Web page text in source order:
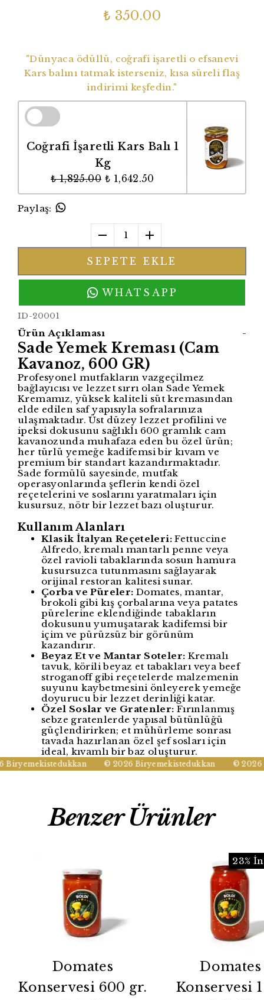
₺ 350.00
"Dünyaca ödüllü, coğrafi işaretli o efsanevi
Kars balını tatmak isterseniz, kısa süreli flaş
indirimi keşfedin."
Coğrafi İşaretli Kars Balı 1
Kg
₺ 1,825.00 ₺ 1,642.50
Paylaş:
1
SEPETE EKLE
WHATSAPP
ID-20001
Ürün Açıklaması -
Sade Yemek Kreması (Cam
Kavanoz, 600 GR)
Profesyonel mutfakların vazgeçilmez
bağlayıcısı ve lezzet sırrı olan Sade Yemek
Kremamız, yüksek kaliteli süt kremasından
elde edilen saf yapısıyla sofralarınıza
ulaşmaktadır. Üst düzey lezzet profilini ve
ipeksi dokusunu sağlıklı 600 gramlık cam
kavanozunda muhafaza eden bu özel ürün;
her türlü yemeğe kadifemsi bir kıvam ve
premium bir standart kazandırmaktadır.
Sade formülü sayesinde, mutfak
operasyonlarında şeflerin kendi özel
reçetelerini ve soslarını yaratmaları için
kusursuz, nötr bir lezzet bazı oluşturur.
Kullanım Alanları
Klasik İtalyan Reçeteleri:Fettuccine
Alfredo, kremalı mantarlı penne veya
özel ravioli tabaklarında sosun hamura
kusursuzca tutunmasını sağlayarak
orijinal restoran kalitesi sunar.
Çorba ve Püreler: Domates, mantar,
brokoli gibi kış çorbalarına veya patates
pürelerine eklendiğinde tabakların
dokusunu yumuşatarak kadifemsi bir
içim ve pürüzsüz bir görünüm
kazandırır.
Beyaz Et ve Mantar Soteler: Kremalı
tavuk, körili beyaz et tabakları veya beef
stroganoff gibi reçetelerde malzemenin
suyunu kaybetmesini önleyerek yemeğe
doyurucu bir lezzet derinliği katar.
Özel Soslar ve Gratenler: Fırınlanmış
sebze gratenlerde yapısal bütünlüğü
güçlendirirken; et mühürleme sonrası
tavada hazırlanan özel şef sosları için
ideal, kıvamlı bir baz oluşturur.
© 2026 Biryemekistedukkan © 2026
Benzer Ürünler
Domates
Konservesi 600 gr.
23%
Domates
Konservesi